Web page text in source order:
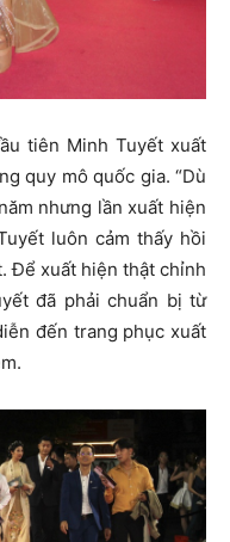
tiên Minh Tuyết xuất
quy mô quốc gia. “Dù
nhưng lần xuất hiện
luôn cảm thấy hồi
Để xuất hiện thật chỉnh
đã phải chuẩn bị từ
đến trang phục xuất